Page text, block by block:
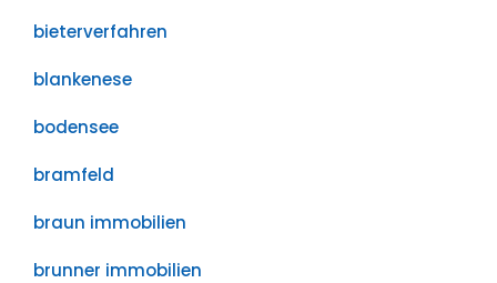
bieterverfahren
blankenese
bodensee
bramfeld
braun immobilien
brunner immobilien